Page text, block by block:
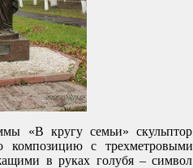
«В кругу семьи» скульптор
композицию с трехметровыми
в руках голубя – символ